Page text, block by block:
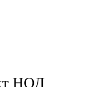
НОД